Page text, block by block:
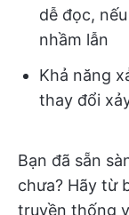
dễ đọc,
nhầm lẫn
Khả năng
thay đổi
Bạn đã sẵn
chưa? Hãy từ
truyền thống